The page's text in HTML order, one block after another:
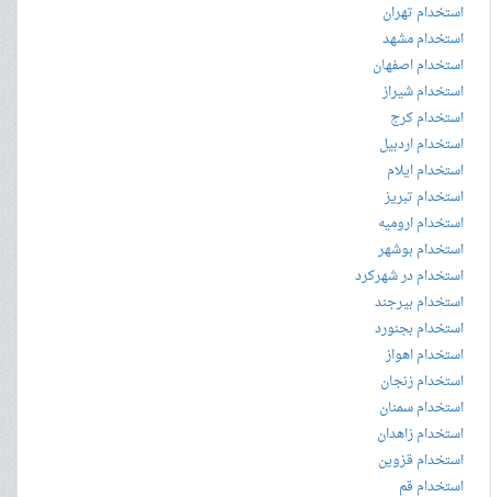
استخدام تهران
استخدام مشهد
استخدام اصفهان
استخدام شیراز
استخدام کرج
استخدام اردبیل
استخدام ایلام
استخدام تبریز
استخدام ارومیه
استخدام بوشهر
استخدام در شهرکرد
استخدام بیرجند
استخدام بجنورد
استخدام اهواز
استخدام زنجان
استخدام سمنان
استخدام زاهدان
استخدام قزوین
استخدام قم